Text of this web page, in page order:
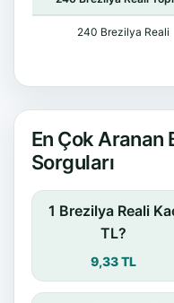
240 Brezilya Reali
En Çok Aranan
Sorguları
1 Brezilya Reali
TL?
9,33 TL